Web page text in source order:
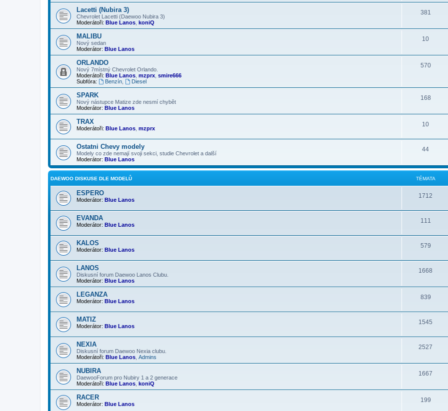
Lacetti (Nubira 3)
Chevrolet Lacetti (Daewoo Nubira 3)
Moderátoři: Blue Lanos koniQ
381
MALIBU
Nový sedan
Moderátor: Blue Lanos
10
ORLANDO
Nový 7místný Chevrolet Orlando.
Moderátoři: Blue Lanos mzprx smire666
Subfóra:
Benzín, Diesel
570
SPARK
Nový nástupce Matize zde nesmí chybět
Moderátor: Blue Lanos
168
TRAX
Moderátoři: Blue Lanos mzprx
10
Ostatni Chevy modely
Modely co zde nemají svoji sekci, studie Chevrolet a další
Moderátor: Blue Lanos
44
DAEWOO DISKUSE DLE MODELŮ TÉMATA
ESPERO
Moderátor: Blue Lanos
1712
EVANDA
Moderátor: Blue Lanos
111
KALOS
Moderátor: Blue Lanos
579
LANOS
Diskusní forum Daewoo Lanos Clubu.
Moderátor: Blue Lanos
1668
LEGANZA
Moderátor: Blue Lanos
839
MATIZ
Moderátor: Blue Lanos
1545
NEXIA
Diskusní forum Daewoo Nexia clubu.
Moderátoři: Blue Lanos Admins
2527
NUBIRA
DaewooForum pro Nubiry 1 a 2 generace
Moderátoři: Blue Lanos koniQ
1667
RACER
Moderátor: Blue Lanos
199